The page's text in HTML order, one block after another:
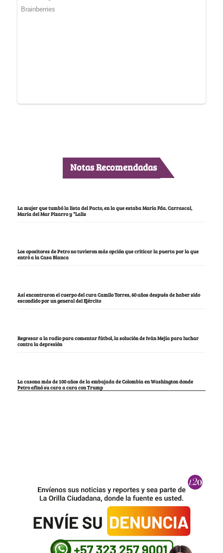
Notas Recomendadas
La mujer que tumbó la lista del Pacto, en la que estaba María Fda. Carrascal,
María del Mar Pizarro y “Lalis
Los opositores de Petro no tuvieron más opción que criticar la puerta por la que
entró a la Casa Blanca
Así encontraron el cuerpo del cura Camilo Torres, 60 años después de haber sido
escondido por un general del Ejército
Regresar a la radio para comentar fútbol, la solución de Iván Mejía para luchar
contra la depresión
La casona más de 100 años de la embajada de Colombia en Washington donde
Petro afinó su cara a cara con Trump